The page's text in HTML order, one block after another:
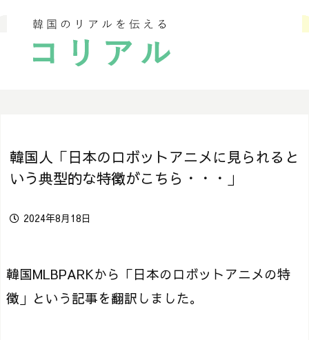
韓国人「日本のロボットアニメに見られると
いう典型的な特徴がこちら・・・」
2024年8月18日
韓国MLBPARKから「日本のロボットアニメの特
徴」という記事を翻訳しました。